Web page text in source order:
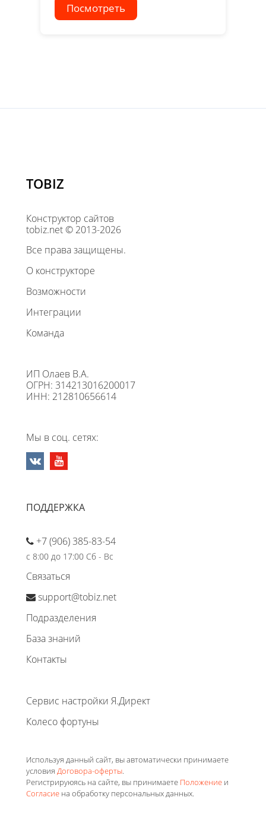
Посмотреть
TOBIZ
Конструктор сайтов
tobiz.net © 2013-2026
Все права защищены.
О конструкторе
Возможности
Интеграции
Команда
ИП Олаев В.А.
ОГРН: 314213016200017
ИНН: 212810656614
Мы в соц. сетях:
ПОДДЕРЖКА
+7 (906) 385-83-54
с 8:00 до 17:00 Сб - Вс
Связаться
support@tobiz.net
Подразделения
База знаний
Контакты
Сервис настройки Я.Директ
Колесо фортуны
Используя данный сайт, вы автоматически принимаете
условия Договора-оферты.
Регистрируюясь на сайте, вы принимаете Положение и
Согласие на обработку персональных данных.